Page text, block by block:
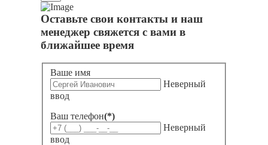
Оставьте свои контакты и наш
менеджер свяжется с вами в
ближайшее время
Ваше имя
Неверный
ввод
Ваш телефон(*)
Неверный
ввод